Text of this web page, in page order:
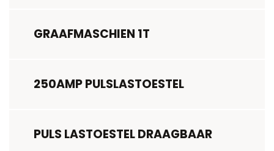
GRAAFMASCHIEN 1T
250AMP PULSLASTOESTEL
PULS LASTOESTEL DRAAGBAAR